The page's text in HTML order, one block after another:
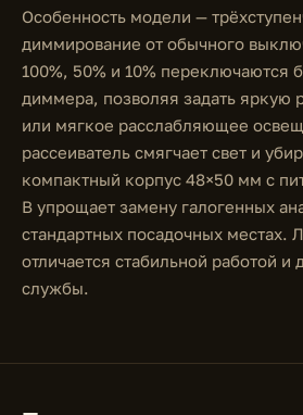
Особенность модели —
диммирование от обычного
100%, 50% и 10% переключаются
диммера, позволяя задать яркую
или мягкое расслабляющее
рассеиватель смягчает свет и
компактный корпус 48×50 мм с
В упрощает замену галогенных
стандартных посадочных местах.
отличается стабильной работой и
службы.